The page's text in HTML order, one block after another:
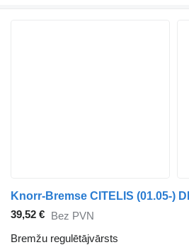
39,52 € Bez PVN
Bremžu regulētājvārsts